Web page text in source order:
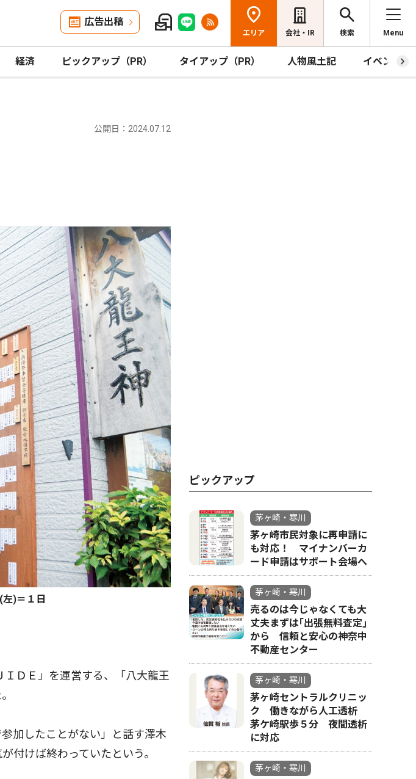
広告出稿
エリア 会社・IR 検索 Menu
経済 ピックアップ（PR） タイアップ（PR） 人物風土記 イベント
公開日：2024.07.12
)＝１日
ＤＥ」を運営する、「八大龍王
加したことがない」と話す澤木
付けば終わっていたという。
ピックアップ
茅ヶ崎・寒川
茅ヶ崎市民対象に再申請に
も対応！ マイナンバーカ
ード申請はサポート会場へ
茅ヶ崎・寒川
売るのは今じゃなくても大
丈夫まずは｢出張無料査定｣
から 信頼と安心の神奈中
不動産センター
茅ヶ崎・寒川
茅ヶ崎セントラルクリニッ
ク 働きながら人工透析
茅ケ崎駅歩５分 夜間透析
に対応
茅ヶ崎・寒川